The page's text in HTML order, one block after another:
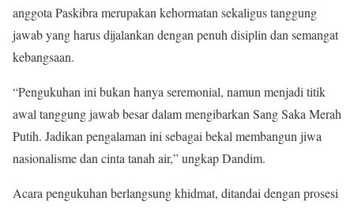
anggota Paskibra merupakan kehormatan sekaligus tanggung
jawab yang harus dijalankan dengan penuh disiplin dan semangat
kebangsaan.
“Pengukuhan ini bukan hanya seremonial, namun menjadi titik
awal tanggung jawab besar dalam mengibarkan Sang Saka Merah
Putih. Jadikan pengalaman ini sebagai bekal membangun jiwa
nasionalisme dan cinta tanah air,” ungkap Dandim.
Acara pengukuhan berlangsung khidmat, ditandai dengan prosesi